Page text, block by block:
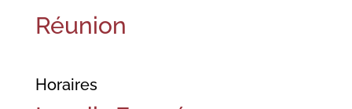
Réunion
Horaires